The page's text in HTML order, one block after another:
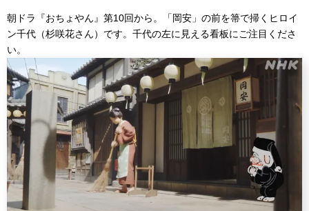
朝ドラ『おちょやん』第10回から。「岡安」の前を箒で掃くヒロイ
ン千代（杉咲花さん）です。千代の左に見える看板にご注目くださ
い。